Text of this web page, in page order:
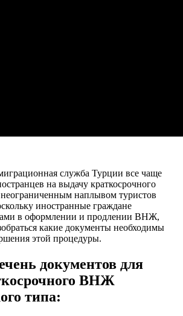
служба Турции все чаще
на выдачу краткосрочного
наплывом туристов
иностранные граждане
в оформлении и продлении ВНЖ,
какие документы необходимы
этой процедуры.
документов для
ВНЖ
типа: